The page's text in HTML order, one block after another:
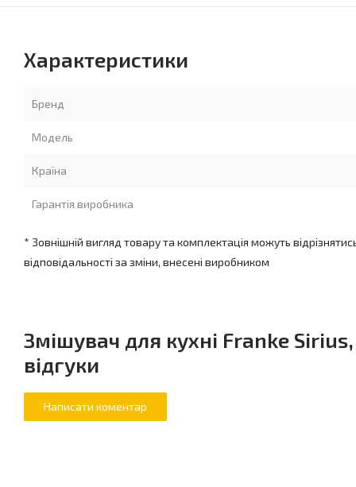
Характеристики
Бренд
Модель
Країна
Гарантія виробника
* Зовнішній вигляд товару та комплектація можуть
відповідальності за зміни, внесені виробником
Змішувач для кухні Franke
відгуки